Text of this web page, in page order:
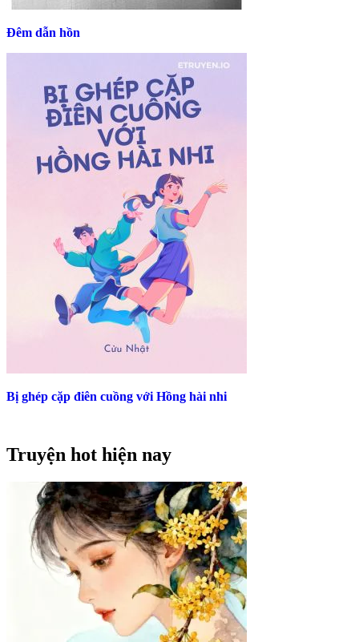
Đêm dẫn hồn
Bị ghép cặp điên cuồng với Hồng hài nhi
Truyện hot hiện nay